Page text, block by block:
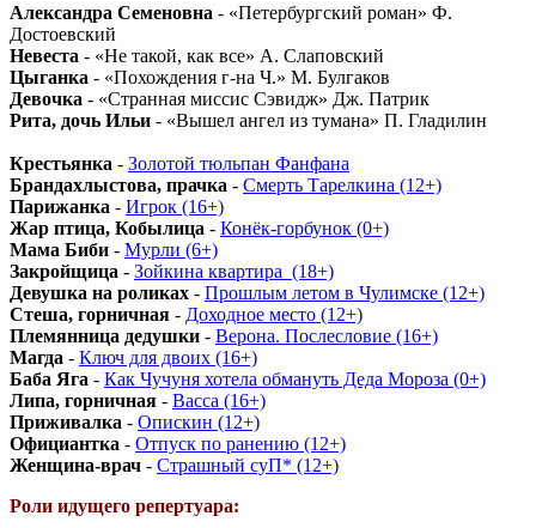
Александра Семеновна - «Петербургский роман» Ф.
Достоевский
Невеста - «Не такой, как все» А. Слаповский
Цыганка - «Похождения г-на Ч.» М. Булгаков
Девочка - «Странная миссис Сэвидж» Дж. Патрик
Рита, дочь Ильи - «Вышел ангел из тумана» П. Гладилин
Крестьянка - Золотой тюльпан Фанфана
Брандахлыстова, прачка - Смерть Тарелкина (12+)
Парижанка - Игрок (16+)
Жар птица, Кобылица - Конёк-горбунок (0+)
Мама Биби - Мурли (6+)
Закройщица - Зойкина квартира_(18+)
Девушка на роликах - Прошлым летом в Чулимске (12+)
Стеша, горничная - Доходное место (12+)
Племянница дедушки - Верона. Послесловие (16+)
Магда - Ключ для двоих (16+)
Баба Яга - Как Чучуня хотела обмануть Деда Мороза (0+)
Липа, горничная - Васса (16+)
Приживалка - Опискин (12+)
Официантка - Отпуск по ранению (12+)
Женщина-врач - Страшный суП* (12+)
Роли идущего репертуара: